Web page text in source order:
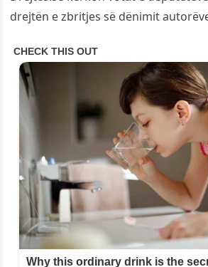
drejtën e zbritjes së dënimit